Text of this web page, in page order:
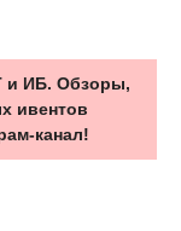
и ИБ. Обзоры,
ивентов
канал!